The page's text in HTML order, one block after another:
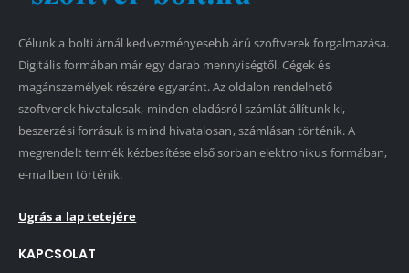
Célunk a bolti árnál kedvezményesebb árú szoftverek forgalmazása.
Digitális formában már egy darab mennyiségtől. Cégek és
magánszemélyek részére egyaránt. Az oldalon rendelhető
szoftverek hivatalosak, minden eladásról számlát állítunk ki,
beszerzési forrásuk is mind hivatalosan, számlásan történik. A
megrendelt termék kézbesítése első sorban elektronikus formában,
e-mailben történik.
Ugrás a lap tetejére
KAPCSOLAT